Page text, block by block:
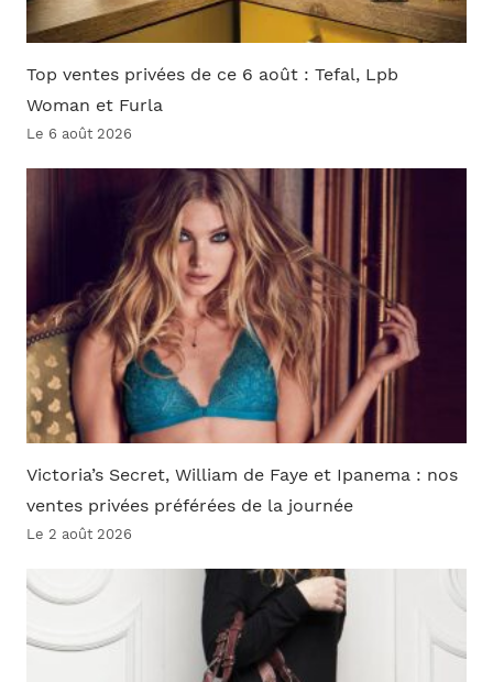
Top ventes privées de ce 6 août : Tefal, Lpb
Woman et Furla
Le 6 août 2026
Victoria’s Secret, William de Faye et Ipanema : nos
ventes privées préférées de la journée
Le 2 août 2026